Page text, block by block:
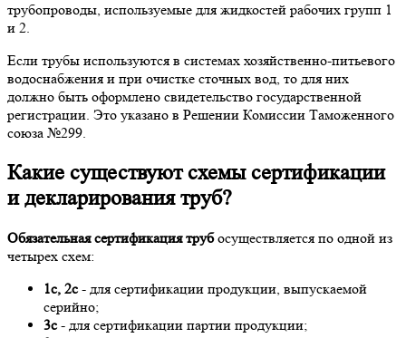
трубопроводы, используемые для жидкостей рабочих групп 1
и 2.
Если трубы используются в системах хозяйственно-питьевого
водоснабжения и при очистке сточных вод, то для них
должно быть оформлено свидетельство государственной
регистрации. Это указано в Решении Комиссии Таможенного
союза №299.
Какие существуют схемы сертификации
и декларирования труб?
Обязательная сертификациятрубосуществляется по одной из
четырех схем:
1с, 2с- для сертификации продукции, выпускаемой
серийно;
3с- для сертификации партии продукции;